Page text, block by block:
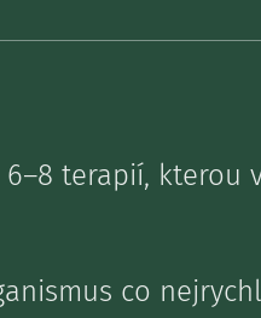
terapií, kterou
co